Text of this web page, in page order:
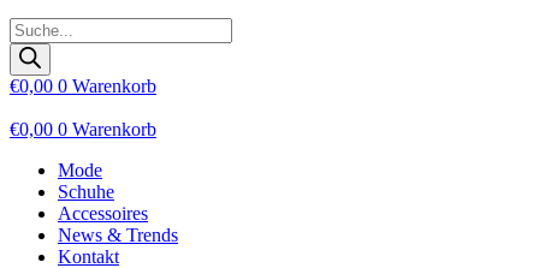
Products
search
€0,00 0 Warenkorb
€0,00 0 Warenkorb
Mode
Schuhe
Accessoires
News & Trends
Kontakt